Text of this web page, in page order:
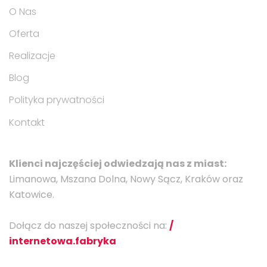
O Nas
Oferta
Realizacje
Blog
Polityka prywatności
Kontakt
Klienci najczęściej odwiedzają nas z miast:
Limanowa, Mszana Dolna, Nowy Sącz, Kraków oraz
Katowice.
Dołącz do naszej społeczności na: /
internetowa.fabryka